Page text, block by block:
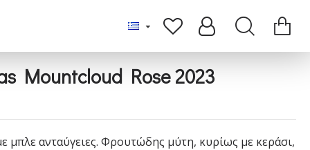
Mountcloud Rose 2023
ανταύγειες. Φρουτώδης μύτη, κυρίως με κεράσι,